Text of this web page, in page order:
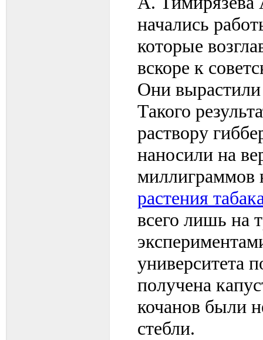
начались
которые
вскоре к
Они
Такого
раствору
наносили на
миллиграммов
растения
всего лишь на
университета
получена
кочанов были
стебли.